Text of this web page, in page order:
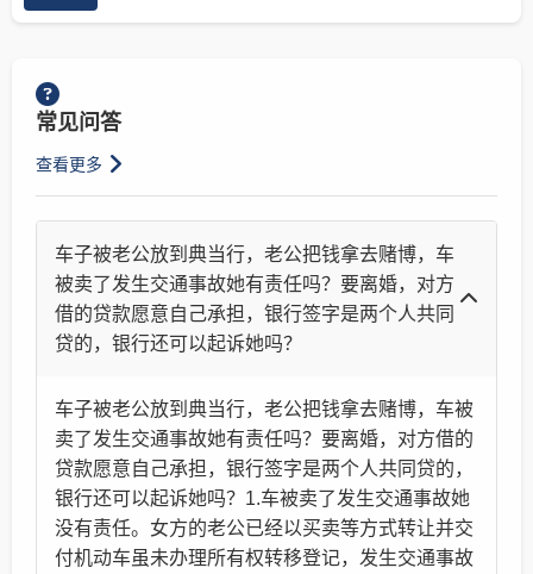
常见问答
查看更多
车子被老公放到典当行，老公把钱拿去赌博，车
被卖了发生交通事故她有责任吗？要离婚，对方
借的贷款愿意自己承担，银行签字是两个人共同
贷的，银行还可以起诉她吗？
车子被老公放到典当行，老公把钱拿去赌博，车被
卖了发生交通事故她有责任吗？要离婚，对方借的
贷款愿意自己承担，银行签字是两个人共同贷的，
银行还可以起诉她吗？1.车被卖了发生交通事故她
没有责任。女方的老公已经以买卖等方式转让并交
付机动车虽未办理所有权转移登记，发生交通事故